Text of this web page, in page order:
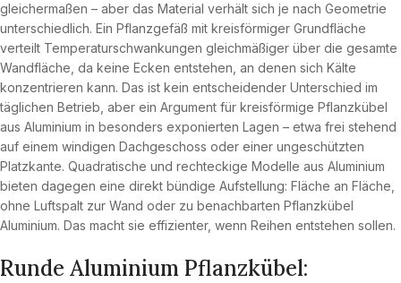
gleichermaßen – aber das Material verhält sich je nach Geometrie
unterschiedlich. Ein Pflanzgefäß mit kreisförmiger Grundfläche
verteilt Temperaturschwankungen gleichmäßiger über die gesamte
Wandfläche, da keine Ecken entstehen, an denen sich Kälte
konzentrieren kann. Das ist kein entscheidender Unterschied im
täglichen Betrieb, aber ein Argument für kreisförmige Pflanzkübel
aus Aluminium in besonders exponierten Lagen – etwa frei stehend
auf einem windigen Dachgeschoss oder einer ungeschützten
Platzkante. Quadratische und rechteckige Modelle aus Aluminium
bieten dagegen eine direkt bündige Aufstellung: Fläche an Fläche,
ohne Luftspalt zur Wand oder zu benachbarten Pflanzkübel
Aluminium. Das macht sie effizienter, wenn Reihen entstehen sollen.
Runde Aluminium Pflanzkübel: